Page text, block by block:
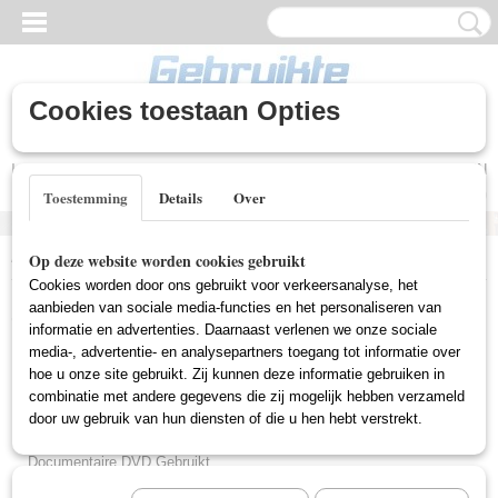
Inloggen
UW WINKELWAGEN
Home >Gebruikte DVD's>Nieuw Toegevoegd/Voorraad Juni 2026
Gebruikte DVD's
Actie DVD Gebruikt
Box Sets Gebruikt
Documentaire DVD Gebruikt
Drama DVD Gebruikt
Cookies toestaan Opties
Toestemming Details Over
Op deze website worden cookies gebruikt
Cookies worden door ons gebruikt voor verkeersanalyse, het
aanbieden van sociale media-functies en het personaliseren van
informatie en advertenties. Daarnaast verlenen we onze sociale
media-, advertentie- en analysepartners toegang tot informatie over
hoe u onze site gebruikt. Zij kunnen deze informatie gebruiken in
combinatie met andere gegevens die zij mogelijk hebben verzameld
door uw gebruik van hun diensten of die u hen hebt verstrekt.